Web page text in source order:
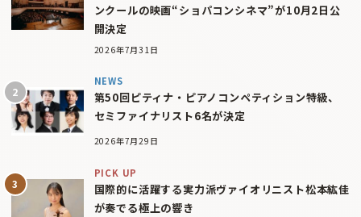
ンクールの映画“ショパコンシネマ”が10月2日公
開決定
2026年7月31日
NEWS
第50回ピティナ・ピアノコンペティション特級、
セミファイナリスト6名が決定
2026年7月29日
PICK UP
国際的に活躍する実力派ヴァイオリニスト松本紘佳
が奏でる極上の響き